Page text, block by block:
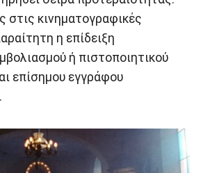
στις κινηματογραφικές
η επίδειξη
ή πιστοποιητικού
επίσημου εγγράφου